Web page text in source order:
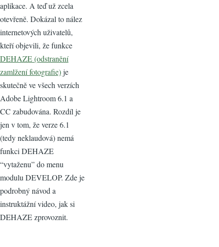
aplikace. A teď už zcela
otevřeně. Dokázal to nález
internetových uživatelů,
kteří objevili, že funkce
DEHAZE (odstranění
zamlžení fotografie)je
skutečně ve všech verzích
Adobe Lightroom 6.1 a
CC zabudována. Rozdíl je
jen v tom, že verze 6.1
(tedy neklaudová) nemá
funkci DEHAZE
“vytaženu” do menu
modulu DEVELOP. Zde je
podrobný návod a
instruktážní video, jak si
DEHAZE zprovoznit.